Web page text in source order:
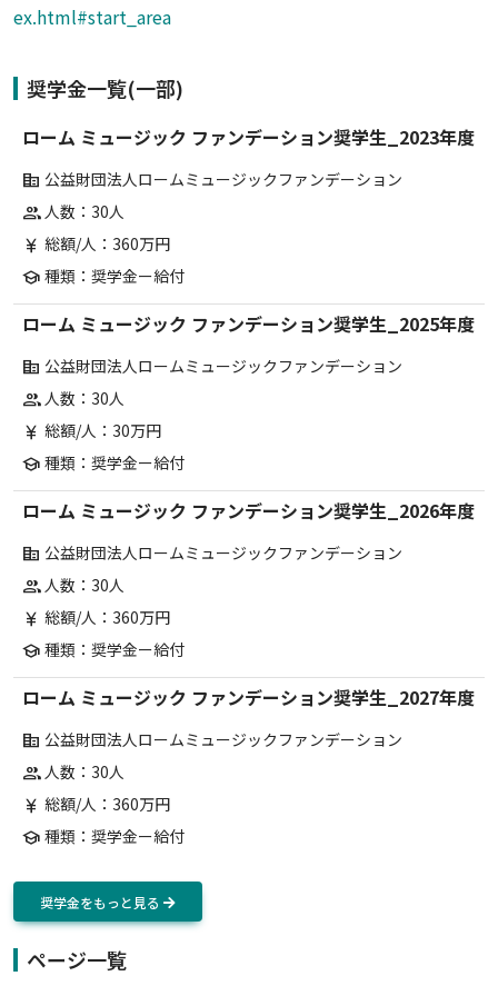
ex.html#start_area
奨学金一覧(一部)
ローム ミュージック ファンデーション奨学生_2023年度
corporate_fare 公益財団法人ロームミュージックファンデーション
group人数：30人
currency_yen 総額/人：360万円
school 種類：奨学金ー給付
ローム ミュージック ファンデーション奨学生_2025年度
corporate_fare 公益財団法人ロームミュージックファンデーション
group人数：30人
currency_yen 総額/人：30万円
school 種類：奨学金ー給付
ローム ミュージック ファンデーション奨学生_2026年度
corporate_fare 公益財団法人ロームミュージックファンデーション
group人数：30人
currency_yen 総額/人：360万円
school 種類：奨学金ー給付
ローム ミュージック ファンデーション奨学生_2027年度
corporate_fare 公益財団法人ロームミュージックファンデーション
group人数：30人
currency_yen 総額/人：360万円
school 種類：奨学金ー給付
奨学金をもっと見る
ページ一覧